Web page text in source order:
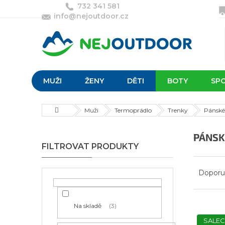
732 341 581
info@nejoutdoor.cz
MUŽI ŽENY DĚTI BOTY
DomůMuži Termoprádlo Trenky
o
s
t
Na skladě 3